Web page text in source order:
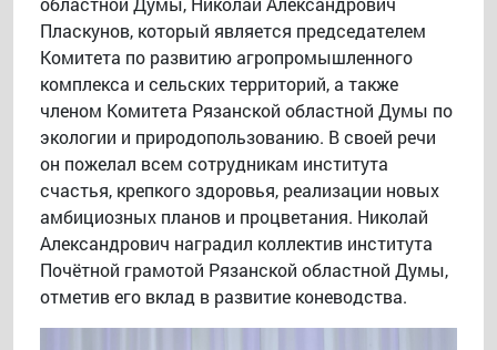
Пласкунов, который является председателем
Комитета по развитию агропромышленного
комплекса и сельских территорий, а также
членом Комитета Рязанской областной Думы по
экологии и природопользованию. В своей речи
он пожелал всем сотрудникам института
счастья, крепкого здоровья, реализации новых
амбициозных планов и процветания. Николай
Александрович наградил коллектив института
Почётной грамотой Рязанской областной Думы,
отметив его вклад в развитие коневодства.